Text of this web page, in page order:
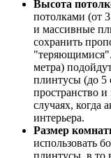
Высота
потолками (от
и массивные
сохранить
метра)
плинтусы (до 5
пространство
случаях, когда
интерьера.
Размер
использовать